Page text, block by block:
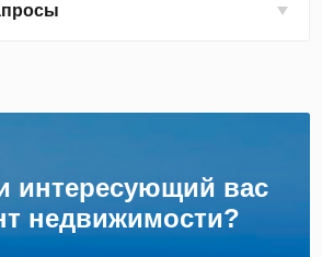
интересующий вас
недвижимости?